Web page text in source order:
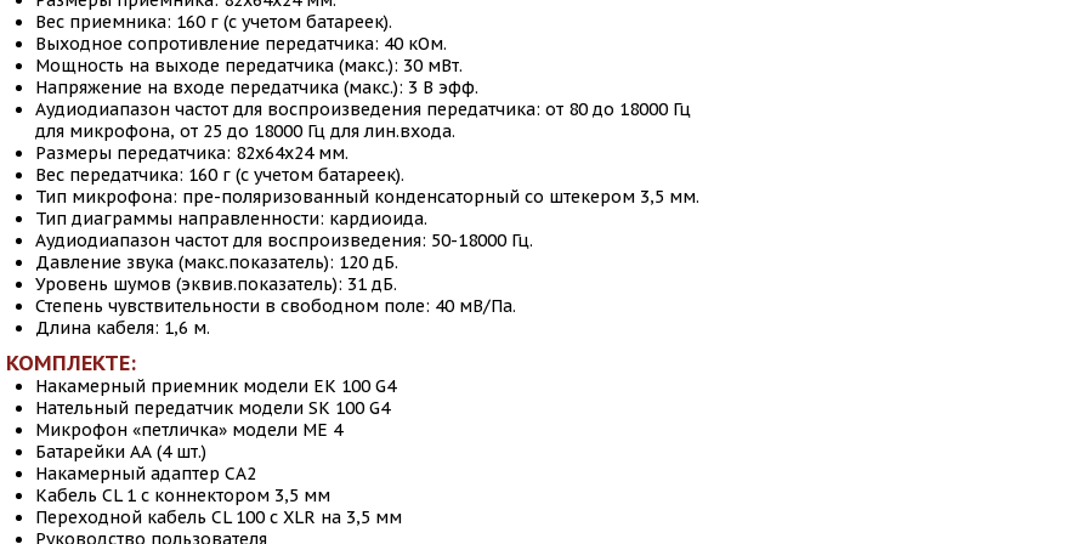
Вес приемника: 160 г (с учетом батареек).
Выходное сопротивление передатчика: 40 кОм.
Мощность на выходе передатчика (макс.): 30 мВт.
Напряжение на входе передатчика (макс.): 3 В эфф.
Аудиодиапазон частот для воспроизведения передатчика: от 80 до 18000 Гц
для микрофона, от 25 до 18000 Гц для лин.входа.
Размеры передатчика: 82х64х24 мм.
Вес передатчика: 160 г (с учетом батареек).
Тип микрофона: пре-поляризованный конденсаторный со штекером 3,5 мм.
Тип диаграммы направленности: кардиоида.
Аудиодиапазон частот для воспроизведения: 50-18000 Гц.
Давление звука (макс.показатель): 120 дБ.
Уровень шумов (эквив.показатель): 31 дБ.
Степень чувствительности в свободном поле: 40 мВ/Па.
Длина кабеля: 1,6 м.
КОМПЛЕКТЕ:
Накамерный приемник модели EK 100 G4
Нательный передатчик модели SK 100 G4
Микрофон «петличка» модели ME 4
Батарейки АА (4 шт.)
Накамерный адаптер CA2
Кабель CL 1 с коннектором 3,5 мм
Переходной кабель CL 100 с XLR на 3,5 мм
Руководство пользователя